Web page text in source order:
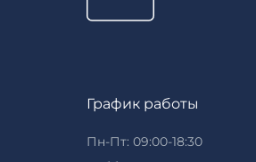
График работы
Пн-Пт: 09:00-18:30